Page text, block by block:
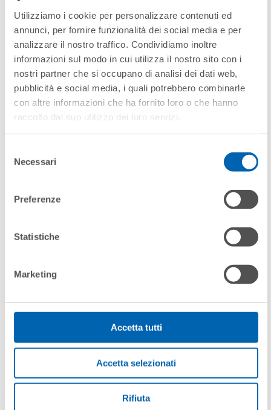
Utilizziamo i cookie per personalizzare contenuti ed
annunci, per fornire funzionalità dei social media e per
analizzare il nostro traffico. Condividiamo inoltre
informazioni sul modo in cui utilizza il nostro sito con i
nostri partner che si occupano di analisi dei dati web,
pubblicità e social media, i quali potrebbero combinarle
con altre informazioni che ha fornito loro o che hanno
raccolto dal suo utilizzo dei loro servizi.
delNecessari
Preferenze
Statistiche
Marketing
Accetta tutti
Accetta selezionati
Rifiuta
PATMOS HQ 2.1 CV